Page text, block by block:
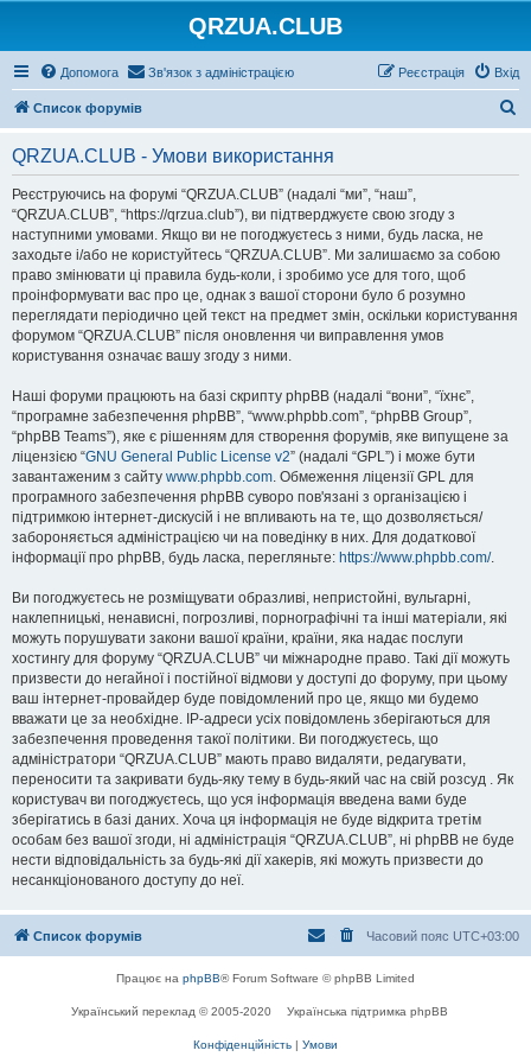
QRZUA.CLUB
Допомога Зв'язок з адміністрацією Вхід
Реєстрація
Список форумів
QRZUA.CLUB - Умови використання
Реєструючись на форумі “QRZUA.CLUB” (надалі “ми”, “наш”,
“QRZUA.CLUB”, “https://qrzua.club”), ви підтверджуєте свою згоду з
наступними умовами. Якщо ви не погоджуєтесь з ними, будь ласка, не
заходьте і/або не користуйтесь “QRZUA.CLUB”. Ми залишаємо за собою
право змінювати ці правила будь-коли, і зробимо усе для того, щоб
проінформувати вас про це, однак з вашої сторони було б розумно
переглядати періодично цей текст на предмет змін, оскільки користування
форумом “QRZUA.CLUB” після оновлення чи виправлення умов
користування означає вашу згоду з ними.
Наші форуми працюють на базі скрипту phpBB (надалі “вони”, “їхнє”,
“програмне забезпечення phpBB”, “www.phpbb.com”, “phpBB Group”,
“phpBB Teams”), яке є рішенням для створення форумів, яке випущене за
ліцензією “GNU General Public License v2” (надалі “GPL”) і може бути
завантаженим з сайту www.phpbb.com. Обмеження ліцензії GPL для
програмного забезпечення phpBB суворо пов'язані з організацією і
підтримкою інтернет-дискусій і не впливають на те, що дозволяється/
забороняється адміністрацією чи на поведінку в них. Для додаткової
інформації про phpBB, будь ласка, перегляньте: https://www.phpbb.com/.
Ви погоджуєтесь не розміщувати образливі, непристойні, вульгарні,
наклепницькі, ненависні, погрозливі, порнографічні та інші матеріали, які
можуть порушувати закони вашої країни, країни, яка надає послуги
хостингу для форуму “QRZUA.CLUB” чи міжнародне право. Такі дії можуть
призвести до негайної і постійної відмови у доступі до форуму, при цьому
ваш інтернет-провайдер буде повідомлений про це, якщо ми будемо
вважати це за необхідне. IP-адреси усіх повідомлень зберігаються для
забезпечення проведення такої політики. Ви погоджуєтесь, що
адміністратори “QRZUA.CLUB” мають право видаляти, редагувати,
переносити та закривати будь-яку тему в будь-який час на свій розсуд . Як
користувач ви погоджуєтесь, що уся інформація введена вами буде
зберігатись в базі даних. Хоча ця інформація не буде відкрита третім
особам без вашої згоди, ні адміністрація “QRZUA.CLUB”, ні phpBB не буде
нести відповідальність за будь-які дії хакерів, які можуть призвести до
несанкціонованого доступу до неї.
Список форумів Часовий пояс UTC+03:00
Працює на phpBB® Forum Software © phpBB Limited
Український переклад © 2005-2020 Українська підтримка phpBB
Конфіденційність | Умови